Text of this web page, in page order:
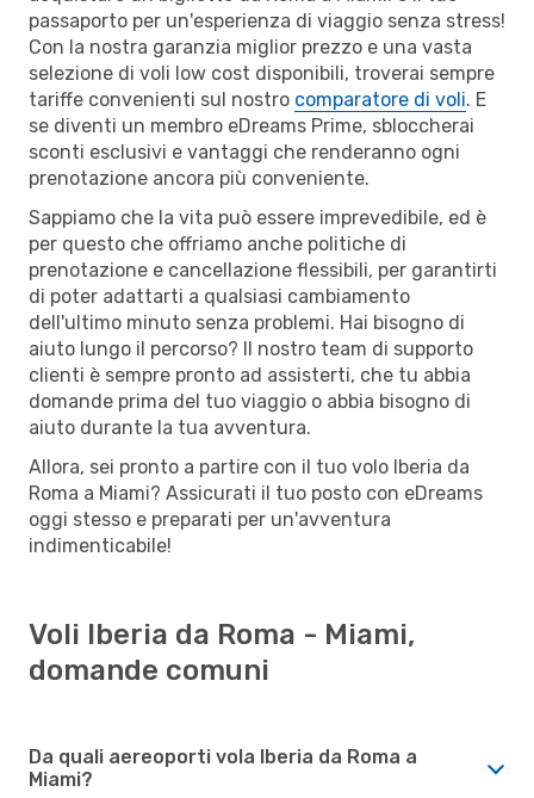
passaporto per un'esperienza di viaggio senza stress!
Con la nostra garanzia miglior prezzo e una vasta
selezione di voli low cost disponibili, troverai sempre
tariffe convenienti sul nostro comparatore di voli. E
se diventi un membro eDreams Prime, sbloccherai
sconti esclusivi e vantaggi che renderanno ogni
prenotazione ancora più conveniente.
Sappiamo che la vita può essere imprevedibile, ed è
per questo che offriamo anche politiche di
prenotazione e cancellazione flessibili, per garantirti
di poter adattarti a qualsiasi cambiamento
dell'ultimo minuto senza problemi. Hai bisogno di
aiuto lungo il percorso? Il nostro team di supporto
clienti è sempre pronto ad assisterti, che tu abbia
domande prima del tuo viaggio o abbia bisogno di
aiuto durante la tua avventura.
Allora, sei pronto a partire con il tuo volo Iberia da
Roma a Miami? Assicurati il tuo posto con eDreams
oggi stesso e preparati per un'avventura
indimenticabile!
Voli Iberia da Roma - Miami,
domande comuni
Da quali aereoporti vola Iberia da Roma a
Miami?